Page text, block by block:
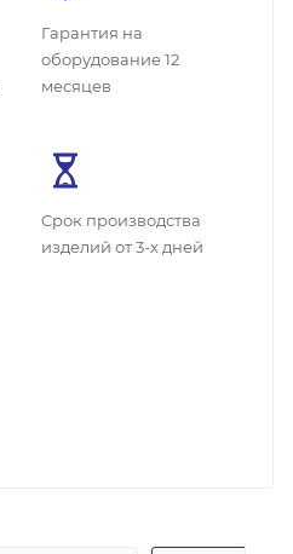
Гарантия на
оборудование 12
месяцев
Cрок производства
изделий от 3-х дней